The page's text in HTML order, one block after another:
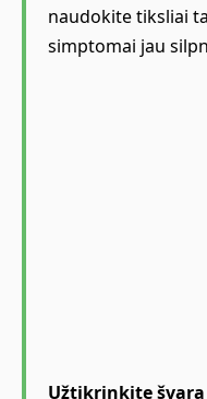
naudokite tiksliai
simptomai jau
Užtikrinkite